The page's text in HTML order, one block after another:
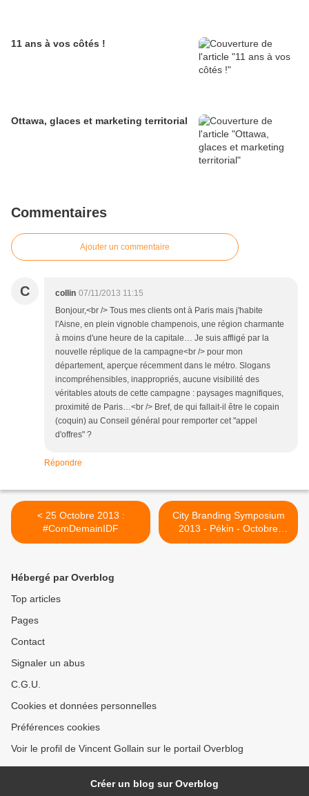
11 ans à vos côtés !
Ottawa, glaces et marketing territorial
Commentaires
Ajouter un commentaire
C collin 07/11/2013 11:15
Bonjour,<br /> Tous mes clients ont à Paris mais j'habite
l'Aisne, en plein vignoble champenois, une région charmante
à moins d'une heure de la capitale… Je suis affligé par la
nouvelle réplique de la campagne<br /> pour mon
département, aperçue récemment dans le métro. Slogans
incompréhensibles, inappropriés, aucune visibilité des
véritables atouts de cette campagne : paysages magnifiques,
proximité de Paris…<br /> Bref, de qui fallait-il être le copain
(coquin) au Conseil général pour remporter cet "appel
d'offres" ?
Répondre
< 25 Octobre 2013 :
#ComDemainIDF
City Branding Symposium
2013 - Pékin - Octobre
2013 >
Hébergé par Overblog
Top articles
Pages
Contact
Signaler un abus
C.G.U.
Cookies et données personnelles
Préférences cookies
Voir le profil de Vincent Gollain sur le portail Overblog
Créer un blog sur Overblog